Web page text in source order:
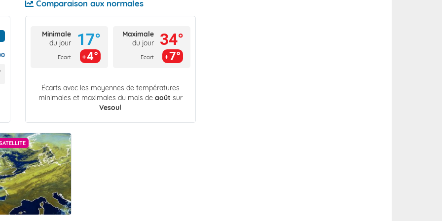
Comparaison aux normales
Minimale
du jour
Ecart
17°
4°
Maximale
du jour
Ecart
34°
7°
Écarts avec les moyennes de températures
minimales et maximales du mois de août sur
Vesoul